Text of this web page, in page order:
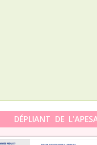
DÉPLIANT DE